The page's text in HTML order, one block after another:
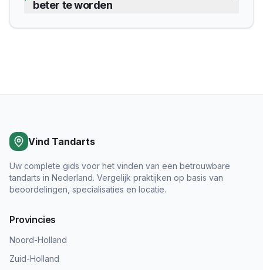
beter te worden
Vind Tandarts
Uw complete gids voor het vinden van een betrouwbare
tandarts in Nederland. Vergelijk praktijken op basis van
beoordelingen, specialisaties en locatie.
Provincies
Noord-Holland
Zuid-Holland